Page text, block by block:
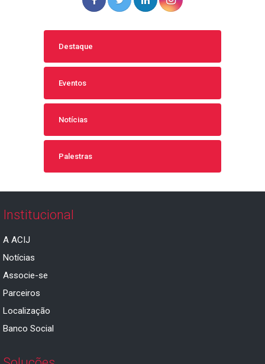
Destaque
Eventos
Notícias
Palestras
Institucional
A ACIJ
Notícias
Associe-se
Parceiros
Localização
Banco Social